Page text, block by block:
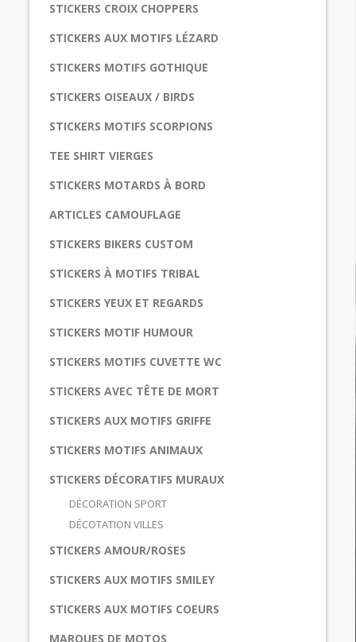
STICKERS CROIX CHOPPERS
STICKERS AUX MOTIFS LÉZARD
STICKERS MOTIFS GOTHIQUE
STICKERS OISEAUX / BIRDS
STICKERS MOTIFS SCORPIONS
TEE SHIRT VIERGES
STICKERS MOTARDS À BORD
ARTICLES CAMOUFLAGE
STICKERS BIKERS CUSTOM
STICKERS À MOTIFS TRIBAL
STICKERS YEUX ET REGARDS
STICKERS MOTIF HUMOUR
STICKERS MOTIFS CUVETTE WC
STICKERS AVEC TÊTE DE MORT
STICKERS AUX MOTIFS GRIFFE
STICKERS MOTIFS ANIMAUX
STICKERS DÉCORATIFS MURAUX
DÉCORATION SPORT
DÉCOTATION VILLES
STICKERS AMOUR/ROSES
STICKERS AUX MOTIFS SMILEY
STICKERS AUX MOTIFS COEURS
MARQUES DE MOTOS